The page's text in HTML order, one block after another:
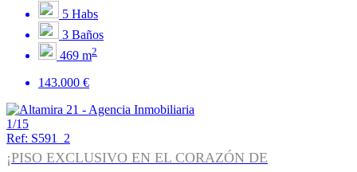
5 Habs
3 Baños
469 m2
143.000 €
1/15
Ref: S591_2
¡PISO EXCLUSIVO EN EL CORAZÓN DE